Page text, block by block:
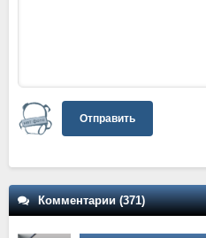
Отправить
Комментарии (371)